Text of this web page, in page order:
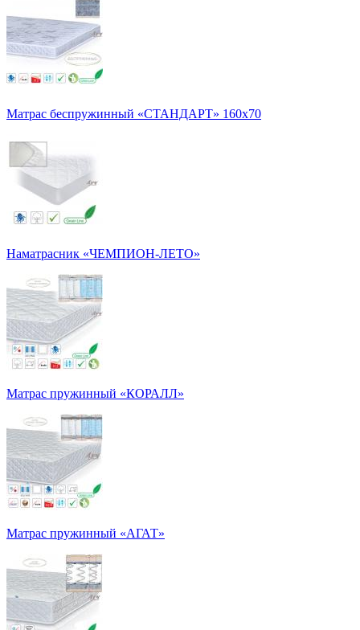
Матрас беспружинный «СТАНДАРТ» 160х70
Наматрасник «ЧЕМПИОН-ЛЕТО»
Матрас пружинный «КОРАЛЛ»
Матрас пружинный «АГАТ»